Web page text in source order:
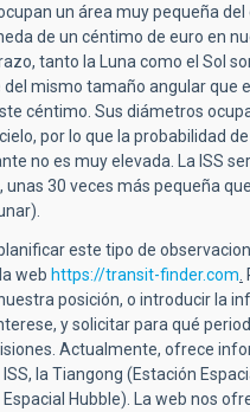
un área muy pequeña del
de un céntimo de euro en
tanto la Luna como el Sol
mismo tamaño angular que
céntimo. Sus diámetros
por lo que la probabilidad de
no es muy elevada. La ISS
unas 30 veces más pequeña
este tipo de
web https://transit-finder.com
posición, o introducir la
y solicitar para qué
Actualmente, ofrece
la Tiangong (Estación
Hubble). La web nos